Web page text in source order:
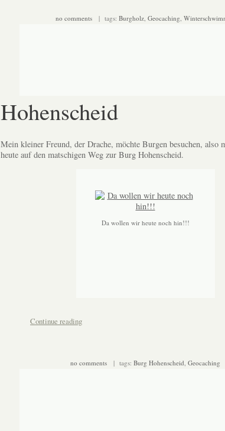
no comments | tags: Burgholz, Geocaching,
Hohenscheid
Mein kleiner Freund, der Drache, möchte Burgen besuchen, also
heute auf den matschigen Weg zur Burg Hohenscheid.
Da wollen wir heute noch hin!!!
Continue reading
no comments | tags: Burg Hohenscheid, Geocaching